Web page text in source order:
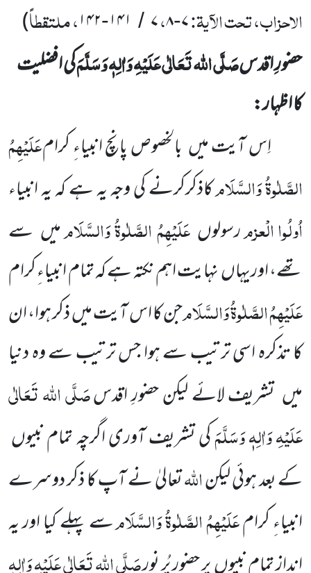
الاحزاب، تحت الآیۃ:۷-۸،۷ / ۱۴۱-۱۴۲، ملتقطاً)
حضورِ اقدسصَلَّی اللہ تَعَالٰی عَلَیْہِ وَاٰلِہٖ وَسَلَّمَکی افضلیت
کا اظہار:
اِس آیت میں بالخصوص پانچ انبیاءِ کرامعَلَیْہِمُ
الصَّلٰوۃُ وَالسَّلَامکاذکرکرنے کی وجہ یہ ہے کہ یہ انبیاء
اُولُواالْعزمرسولوں عَلَیْہِمُ الصَّلٰوۃُ وَالسَّلَاممیں سے
تھے، اوریہاںنہایت اہم نکتہ ہے کہ تمام انبیاءِ کرام
عَلَیْہِمُ الصَّلٰوۃُ وَالسَّلَامجن کااس آیت میںذکر ہوا، ان
کا تذکرہ اسی ترتیب سے ہوا جس ترتیب سے وہ دنیا
میں تشریف لائے لیکن حضورِ اقدسصَلَّی اللہ تَعَالٰی
عَلَیْہِ وَاٰلِہٖ وَسَلَّمَکی تشریف آوری اگرچہ تمام نبیوں
کے بعد ہوئی لیکناللہتعالیٰ نے آپ کا ذکر دوسرے
انبیاءِ کرامعَلَیْہِمُ الصَّلٰوۃُ وَالسَّلَامسے پہلے کیا اور یہ
انداز تمام نبیوںپر حضور پُر نورصَلَّی اللہ تَعَالٰی عَلَیْہِ وَاٰلِہٖ